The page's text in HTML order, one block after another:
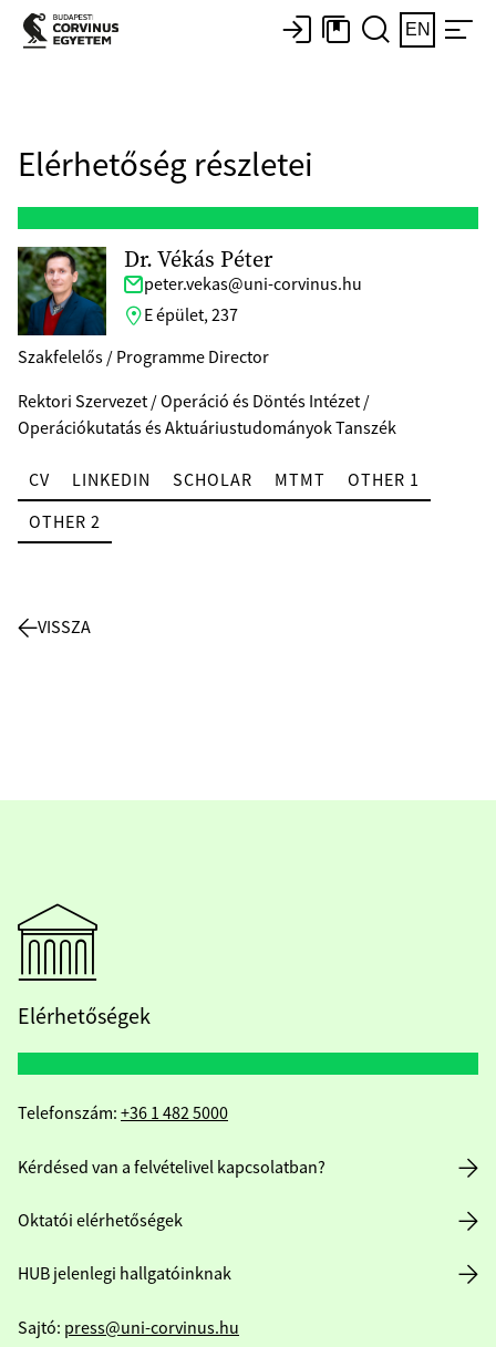
EN
Elérhetőség részletei
Dr. Vékás Péter
peter.vekas@uni-corvinus.hu
E épület, 237
Szakfelelős / Programme Director
Rektori Szervezet / Operáció és Döntés Intézet /
Operációkutatás és Aktuáriustudományok Tanszék
CV LINKEDIN SCHOLAR MTMT
OTHER 1
OTHER 2
VISSZA
Elérhetőségek
Telefonszám: +36 1 482 5000
Kérdésed van a felvételivel kapcsolatban?
Oktatói elérhetőségek
HUB jelenlegi hallgatóinknak
Sajtó: press@uni-corvinus.hu